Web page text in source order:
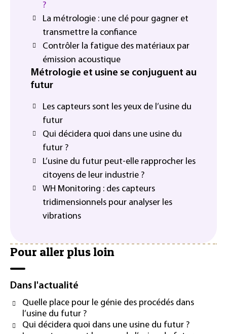
?
La métrologie : une clé pour gagner et
transmettre la confiance
Contrôler la fatigue des matériaux par
émission acoustique
Métrologie et usine se conjuguent au
futur
Les capteurs sont les yeux de l’usine du
futur
Qui décidera quoi dans une usine du
futur ?
L’usine du futur peut-elle rapprocher les
citoyens de leur industrie ?
WH Monitoring : des capteurs
tridimensionnels pour analyser les
vibrations
Pour aller plus loin
Dans l'actualité
Quelle place pour le génie des procédés dans
l’usine du futur ?
Qui décidera quoi dans une usine du futur ?